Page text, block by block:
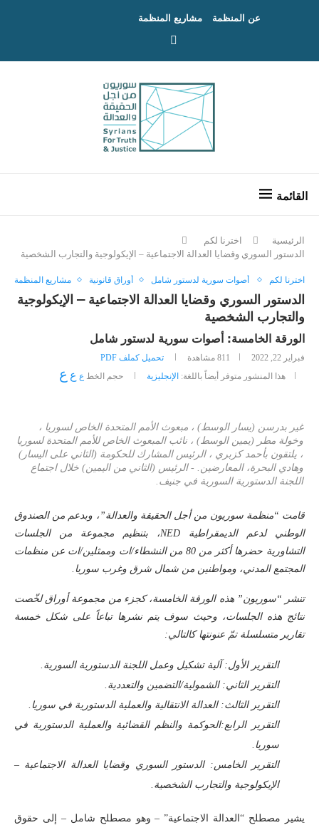
عن المنظمة مشاريع المنظمة
الرئيسية
اخترنا لكم
الدستور السوري وقضايا العدالة الاجتماعية – الإيكولوجية والتجارب الشخصية
اخترنا لكم أصوات سورية لدستور شامل أوراق قانونية مشاريع المنظمة
الدستور السوري وقضايا العدالة الاجتماعية – الإيكولوجية
والتجارب الشخصية
الورقة الخامسة: أصوات سورية لدستور شامل
فبراير 22, 2022 811 مشاهدة
تحميل كملف PDF
هذا المنشور متوفر أيضاً باللغة: الإنجليزية حجم الخط ع ع ع
غير بدرسن (يسار الوسط) ، مبعوث الأمم المتحدة الخاص لسوريا ،
وخولة مطر (يمين الوسط) ، نائب المبعوث الخاص للأمم المتحدة لسوريا
، يلتقون بأحمد كزبري ، الرئيس المشارك للحكومة (الثاني على اليسار)
وهادي البحرة، المعارضين. - الرئيس (الثاني من اليمين) خلال اجتماع
اللجنة الدستورية السورية في جنيف.
قامت “منظمة سوريون من أجل الحقيقة والعدالة”، وبدعم من الصندوق
الوطني لدعم الديمقراطية NED، بتنظيم مجموعة من الجلسات
التشاورية حضرها أكثر من 80 من النشطاء/ات وممثلين/ات عن منظمات
المجتمع المدني، ومواطنين من شمال شرق وغرب سوريا.
تنشر “سوريون” هذه الورقة الخامسة، كجزء من مجموعة أوراق لخّصت
نتائج هذه الجلسات، وحيث سوف يتم نشرها تباعاً على شكل خمسة
تقارير متسلسلة تمّ عنونتها كالتالي:
التقرير الأول: آلية تشكيل وعمل اللجنة الدستورية السورية.
التقرير الثاني: الشمولية/التضمين والتعددية.
التقرير الثالث: العدالة الانتقالية والعملية الدستورية في سوريا.
التقرير الرابع:الحوكمة والنظم القضائية والعملية الدستورية في
سوريا.
التقرير الخامس: الدستور السوري وقضايا العدالة الاجتماعية –
الإيكولوجية والتجارب الشخصية.
يشير مصطلح “العدالة الاجتماعية” – وهو مصطلح شامل – إلى حقوق